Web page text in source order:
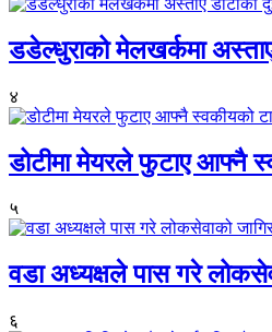
डडेल्धुराको मेलखर्कमा
४
डोटीमा मेयरले फुटाए आफ्नै
५
वडा अध्यक्षले पास गरे
६